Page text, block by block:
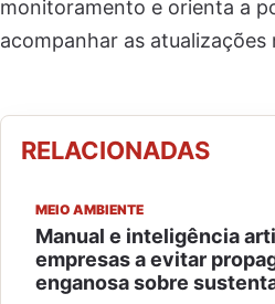
monitoramento e orienta a
acompanhar as atualizações
RELACIONADAS
MEIO AMBIENTE
Manual e inteligência
empresas a evitar
enganosa sobre